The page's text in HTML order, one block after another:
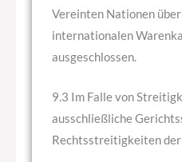
Vereinten Nationen
internationalen
ausgeschlossen.
9.3 Im Falle von
ausschließliche
Rechtsstreitigkeiten der